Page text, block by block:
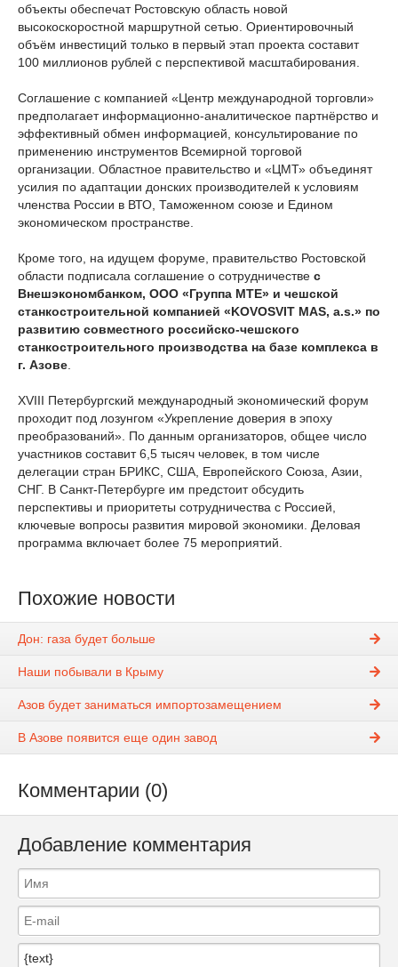
объекты обеспечат Ростовскую область новой
высокоскоростной маршрутной сетью. Ориентировочный
объём инвестиций только в первый этап проекта составит
100 миллионов рублей с перспективой масштабирования.
Соглашение с компанией «Центр международной торговли»
предполагает информационно-аналитическое партнёрство и
эффективный обмен информацией, консультирование по
применению инструментов Всемирной торговой
организации. Областное правительство и «ЦМТ» объединят
усилия по адаптации донских производителей к условиям
членства России в ВТО, Таможенном союзе и Едином
экономическом пространстве.
Кроме того, на идущем форуме, правительство Ростовской
области подписала соглашение о сотрудничестве с
Внешэкономбанком, ООО «Группа МТЕ» и чешской
станкостроительной компанией «KOVOSVIT MAS, a.s.» по
развитию совместного российско-чешского
станкостроительного производства на базе комплекса в
г. Азове
XVIII Петербургский международный экономический форум
проходит под лозунгом «Укрепление доверия в эпоху
преобразований». По данным организаторов, общее число
участников составит 6,5 тысяч человек, в том числе
делегации стран БРИКС, США, Европейского Союза, Азии,
СНГ. В Санкт-Петербурге им предстоит обсудить
перспективы и приоритеты сотрудничества с Россией,
ключевые вопросы развития мировой экономики. Деловая
программа включает более 75 мероприятий.
Похожие новости
Дон: газа будет больше
Наши побывали в Крыму
Азов будет заниматься импортозамещением
В Азове появится еще один завод
Комментарии (0)
Добавление комментария